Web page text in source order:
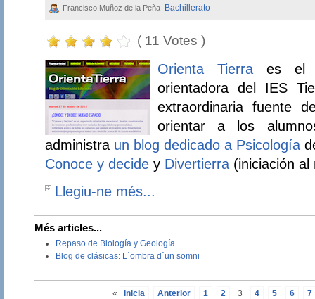
Francisco Muñoz de la Peña Bachillerato
( 11 Votes )
Orienta Tierraes el
orientadora del IES
extraordinaria fuente
orientar a los
administra un blog dedicado a Psicología
Conoce y decidey Divertierra(iniciación al
Llegiu-ne més...
Més articles...
Repaso de Biología y Geología
Blog de clásicas: L´ombra d´un somni
« Inicia Anterior 1 2 3 4 5 6 7